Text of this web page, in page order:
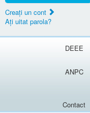
Creaţi un cont
Aţi uitat parola?
DEEE
ANPC
Contact